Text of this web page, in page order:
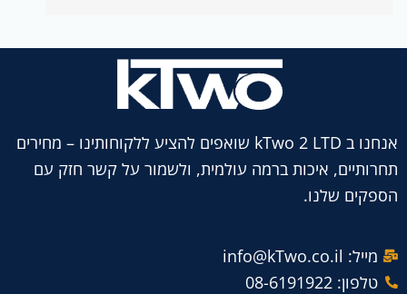
אנחנו ב kTwo 2 LTD שואפים להציע ללקוחותינו – מחירים
תחרותיים, איכות ברמה עולמית, ולשמור על קשר חזק עם
הספקים שלנו.
מייל: info@kTwo.co.il
טלפון: 08-6191922